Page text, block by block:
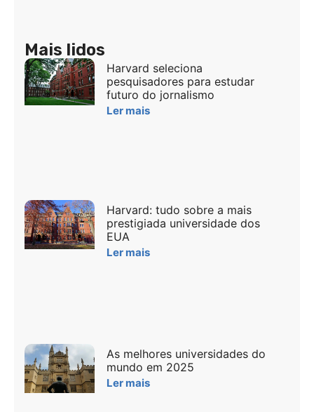
Mais lidos
Harvard seleciona
pesquisadores para estudar
futuro do jornalismo
Ler mais
Harvard: tudo sobre a mais
prestigiada universidade dos
EUA
Ler mais
As melhores universidades do
mundo em 2025
Ler mais